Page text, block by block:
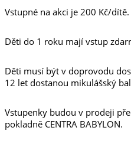
Vstupné na akci je 200 Kč/
Děti do 1 roku mají vstup
Děti musí být v doprovodu
12 let dostanou mikulášský
Vstupenky budou v prodeji
pokladně CENTRA BABYLON.